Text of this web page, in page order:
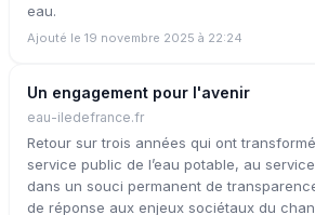
eau.
Ajouté le 19 novembre 2025 à 22:24
Un engagement pour l'avenir
eau-iledefrance.fr
Retour sur trois années qui ont
service public de l’eau potable, au
dans un souci permanent de
de réponse aux enjeux sociétaux du